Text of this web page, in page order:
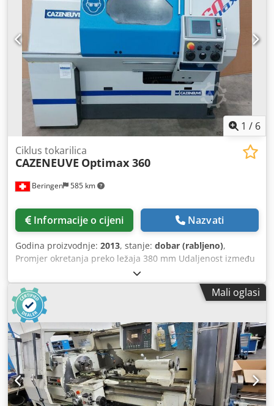
1 / 6
Beringen 585 km
Ciklus tokarilica
CAZENEUVE Optimax 360
Informacije o cijeni Nazvati
Godina proizvodnje: 2013, stanje: dobar (rabljeno),
Promjer okretanja preko ležaja 380 mm Udaljenost između
središta 700 mm Brzine vretena -2500 o/min Upravljanje:
SIEMENS Optica Razni dodaci MARCELS MASCHINEN CH
Codshp Razjpfx Aclorf
Mali oglasi